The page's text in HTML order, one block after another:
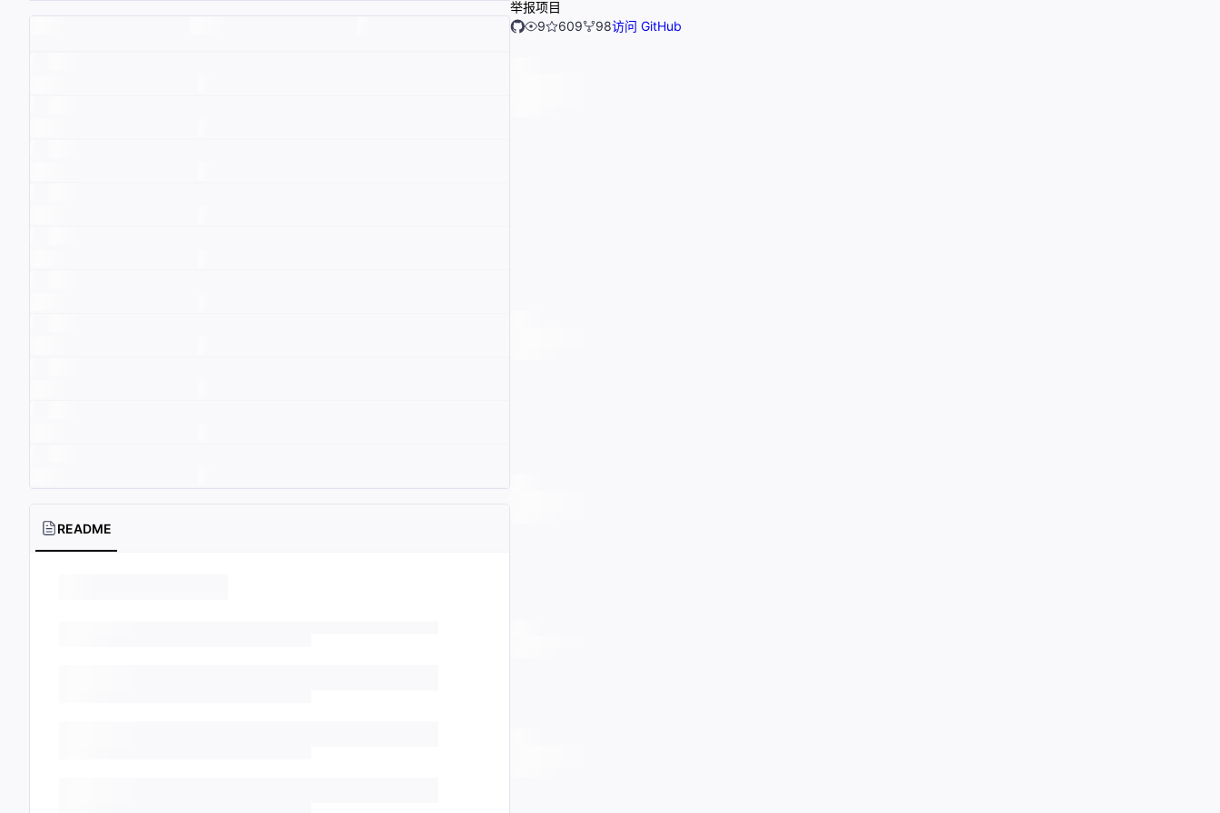
README
举报项目
9
609 98访问 GitHub